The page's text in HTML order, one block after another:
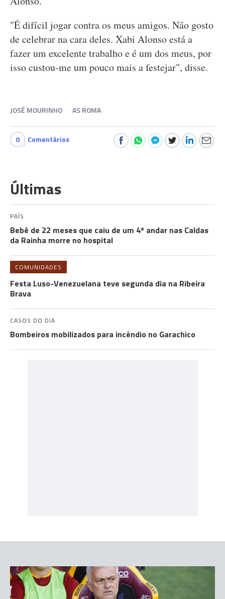
"É difícil jogar contra os meus amigos. Não gosto
de celebrar na cara deles. Xabi Alonso está a
fazer um excelente trabalho e é um dos meus, por
isso custou-me um pouco mais a festejar", disse.
JOSÉ MOURINHO AS ROMA
0 Comentários
Últimas
PAÍS
Bebé de 22 meses que caiu de um 4º andar nas Caldas
da Rainha morre no hospital
COMUNIDADES
Festa Luso-Venezuelana teve segunda dia na Ribeira
Brava
CASOS DO DIA
Bombeiros mobilizados para incêndio no Garachico